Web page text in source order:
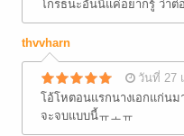
โกรธนะอันนี้แค่อยากรู้ ว่าต่
thvvharn
วันที่ 27
โอ้โหตอนแรกนางเอกแก่น
จะจบแบบนี้ㅠㅗㅠ